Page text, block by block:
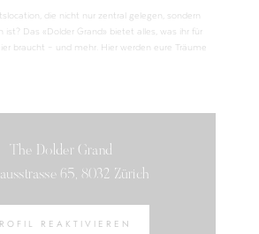
The Dolder Grand
65, 8032 Zürich
REAKTIVIEREN
die nicht nur zentral gelegen, sondern
ist? Das «Dolder Grand» bietet alles, was ihr für
braucht – und mehr. Hier werden eure Träume